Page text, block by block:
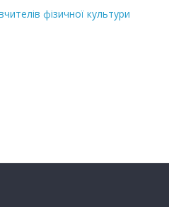
фізичної культури